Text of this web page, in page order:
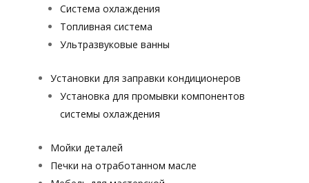
Система охлаждения
Топливная система
Ультразвуковые ванны
Установки для заправки кондиционеров
Установка для промывки компонентов
системы охлаждения
Мойки деталей
Печки на отработанном масле